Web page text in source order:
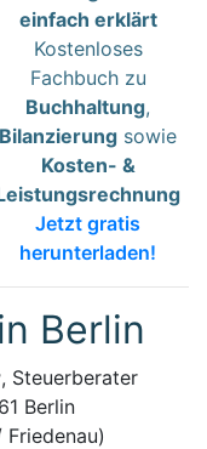
einfach erklärt
Kostenloses
Fachbuch zu
Buchhaltung,
Bilanzierung sowie
Kosten- &
Jetzt gratis
herunterladen!
Berlin
, Steuerberater
Berlin